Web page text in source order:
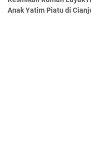
Anak Yatim Piatu di